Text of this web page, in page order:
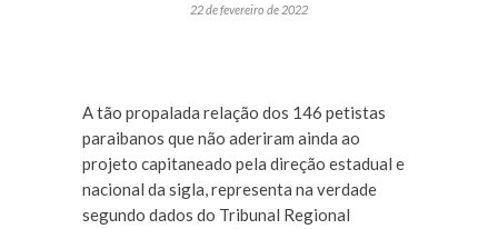
22 de fevereiro de 2022
A tão propalada relação dos 146 petistas
paraibanos que não aderiram ainda ao
projeto capitaneado pela direção estadual e
nacional da sigla, representa na verdade
segundo dados do Tribunal Regional